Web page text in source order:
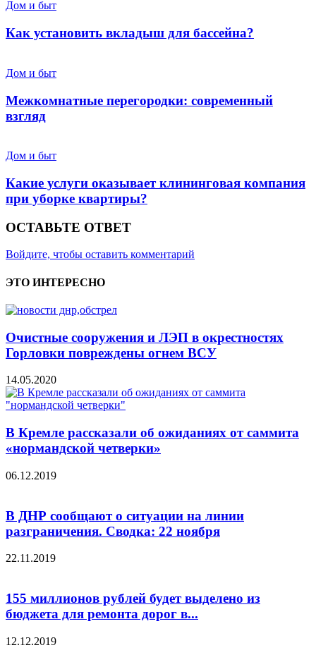
Дом и быт
Как установить вкладыш для бассейна?
Дом и быт
Межкомнатные перегородки: современный
взгляд
Дом и быт
Какие услуги оказывает клининговая компания
при уборке квартиры?
ОСТАВЬТЕ ОТВЕТ
Войдите, чтобы оставить комментарий
ЭТО ИНТЕРЕСНО
Очистные сооружения и ЛЭП в окрестностях
Горловки повреждены огнем ВСУ
14.05.2020
В Кремле рассказали об ожиданиях от саммита
«нормандской четверки»
06.12.2019
В ДНР сообщают о ситуации на линии
разграничения. Сводка: 22 ноября
22.11.2019
155 миллионов рублей будет выделено из
бюджета для ремонта дорог в...
12.12.2019